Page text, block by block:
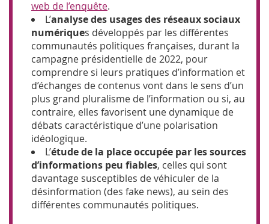
web de l’enquête.
L’analyse des usages des réseaux sociaux
numériques développés par les différentes
communautés politiques françaises, durant la
campagne présidentielle de 2022, pour
comprendre si leurs pratiques d’information et
d’échanges de contenus vont dans le sens d’un
plus grand pluralisme de l’information ou si, au
contraire, elles favorisent une dynamique de
débats caractéristique d’une polarisation
idéologique.
L’étude de la place occupée par les sources
d’informations peu fiables, celles qui sont
davantage susceptibles de véhiculer de la
désinformation (des fake news), au sein des
différentes communautés politiques.